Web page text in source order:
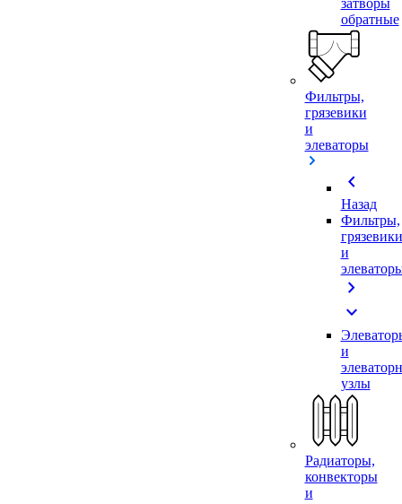
затворы
обратные
Фильтры,
грязевики
и
элеваторы
chevron_left
Назад
Фильтры,
грязевики
и
chevron_right
expand_more
и
узлы
Радиаторы,
конвекторы
и